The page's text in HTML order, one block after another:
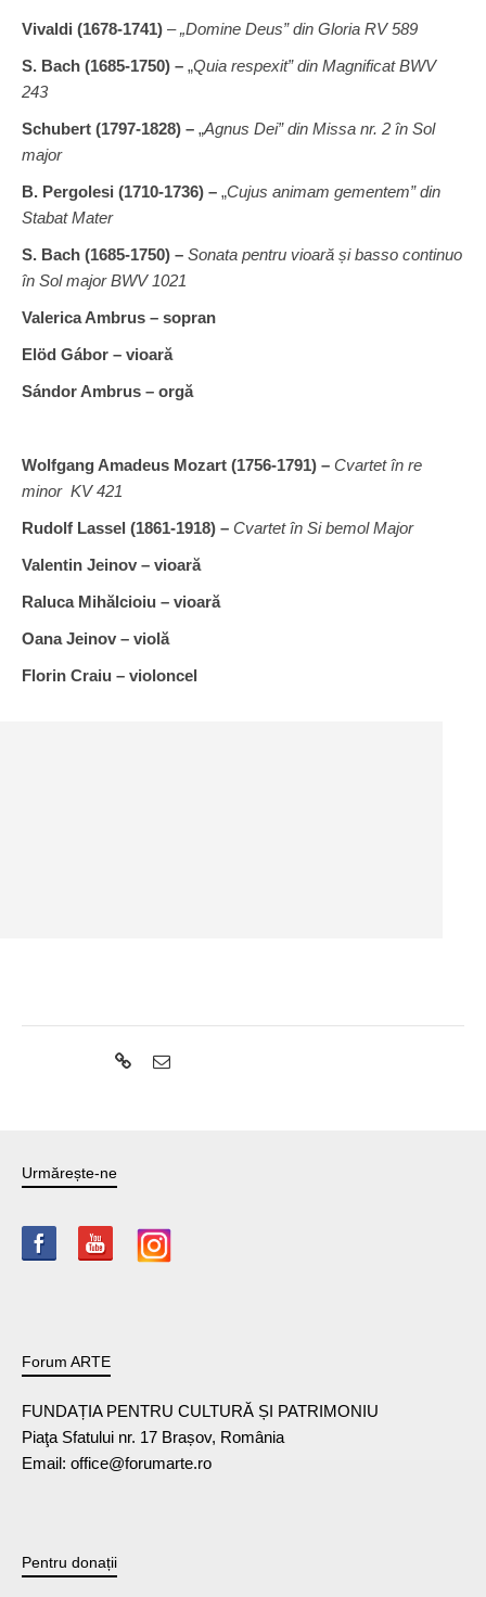
Vivaldi (1678-1741) – „Domine Deus” din Gloria RV 589
S. Bach (1685-1750) – „Quia respexit” din Magnificat BWV
243
Schubert (1797-1828) – „Agnus Dei” din Missa nr. 2 în Sol
major
B. Pergolesi (1710-1736) – „Cujus animam gementem” din
Stabat Mater
S. Bach (1685-1750) – Sonata pentru vioară și basso continuo
în Sol major BWV 1021
Valerica Ambrus – sopran
Elöd Gábor – vioară
Sándor Ambrus – orgă
Wolfgang Amadeus Mozart (1756-1791) – Cvartet în re
minor KV 421
Rudolf Lassel (1861-1918) – Cvartet în Si bemol Major
Valentin Jeinov – vioară
Raluca Mihălcioiu – vioară
Oana Jeinov – violă
Florin Craiu – violoncel
Urmărește-ne
Forum ARTE
FUNDAȚIA PENTRU CULTURĂ ȘI PATRIMONIU
Piaţa Sfatului nr. 17 Brașov, România
Email: office@forumarte.ro
Pentru donații